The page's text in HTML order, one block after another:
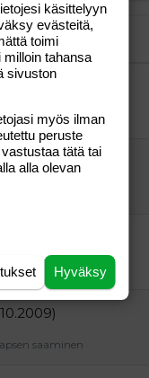
elämä
vapaa
saaminen
käsittelyyn
evästeitä,
toimi
milloin tahansa
sivuston
myös ilman
peruste
tätä tai
alla olevan
Hyväksy